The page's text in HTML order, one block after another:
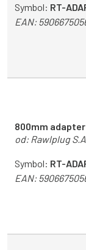
Symbol: RT-
EAN:
800mm
od: Rawlplug S.A
Symbol: RT-
EAN: